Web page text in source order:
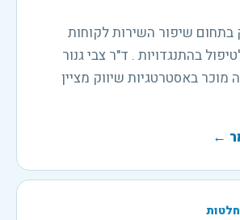
שיפור השירות לקוחות
בהתנגדויות . ד"ר צבי גנור
מוכר באסטרטגיות שיווק מציין
←